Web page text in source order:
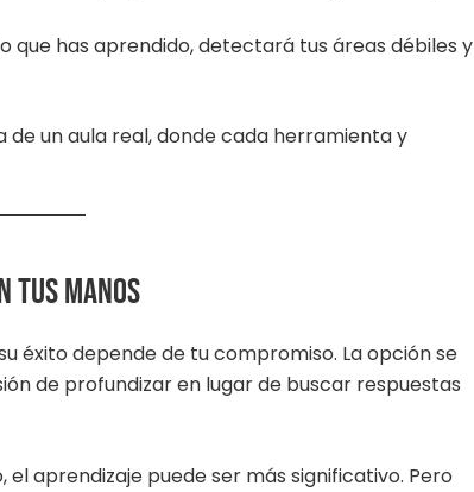
que has aprendido, detectará tus áreas débiles y
un aula real, donde cada herramienta y
tus manos
éxito depende de tu compromiso. La opción se
de profundizar en lugar de buscar respuestas
aprendizaje puede ser más significativo. Pero